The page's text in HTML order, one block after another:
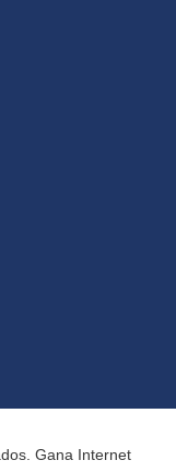
Gana Internet